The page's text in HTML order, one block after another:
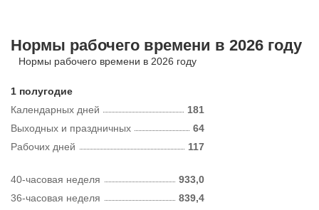
Нормы рабочего времени в 2026 году
Нормы рабочего времени в 2026 году
1 полугодие
Календарных дней
181
Рабочих дней 117
Выходных и праздничных 64
40-часовая неделя
933,0
36-часовая неделя
839,4